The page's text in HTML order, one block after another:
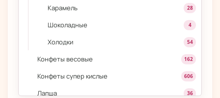
Карамель 28
Шоколадные 4
Холодки 54
Конфеты весовые 162
Конфеты супер кислые 606
Лапша 36